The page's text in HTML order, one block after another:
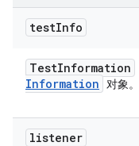
testInfo
TestInformation
Information 对象。
listener